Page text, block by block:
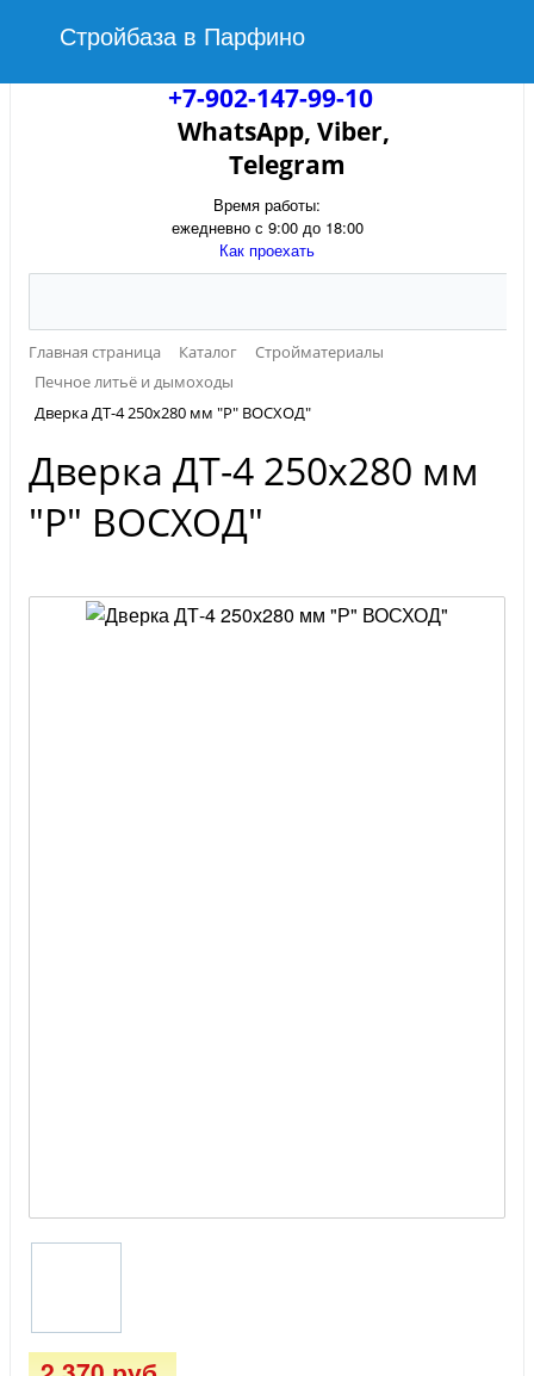
Стройбаза в Парфино
+7-902-147-99-10
WhatsApp, Viber,
Telegram
Время работы:
ежедневно с 9:00 до 18:00
Как проехать
Главная страница Каталог
Стройматериалы
Печное литьё и дымоходы
Дверка ДТ-4 250х280 мм "Р" ВОСХОД"
Дверка ДТ-4 250х280 мм
"Р" ВОСХОД"